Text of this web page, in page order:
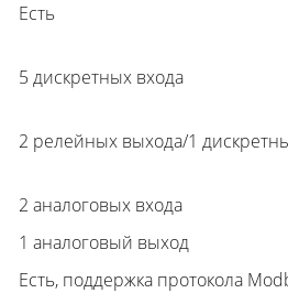
Есть
5 дискретных входа
2 релейных выхода/1
2 аналоговых входа
1 аналоговый выход
Есть, поддержка протокола